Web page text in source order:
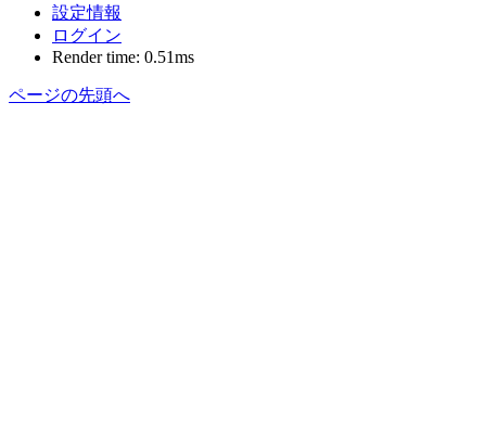
設定情報
ログイン
Render time: 0.51ms
ページの先頭へ